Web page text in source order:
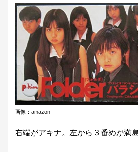
画像：amazon
右端がアキナ。左から３番めが満